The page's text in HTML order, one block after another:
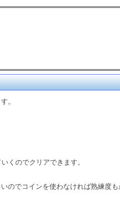
。
くのでクリアできます。
のでコインを使わなければ熟練度も